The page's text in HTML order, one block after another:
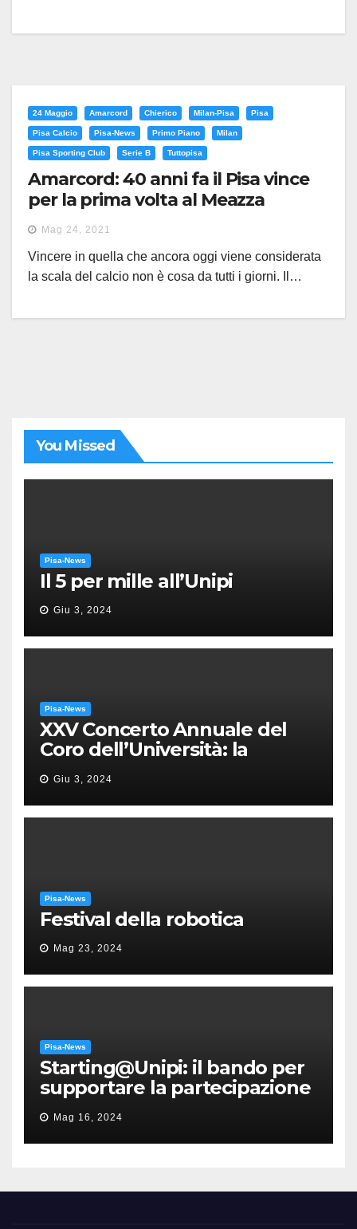
24 Maggio Amarcord Chierico Milan-Pisa Pisa
Pisa Calcio Pisa-News Primo Piano Milan
Pisa Sporting Club Serie B Tuttopisa
Amarcord: 40 anni fa il Pisa vince
per la prima volta al Meazza
Mag 24, 2021
Vincere in quella che ancora oggi viene considerata
la scala del calcio non è cosa da tutti i giorni. Il…
You Missed
Pisa-News
Il 5 per mille all’Unipi
Giu 3, 2024
Pisa-News
XXV Concerto Annuale del
Coro dell’Università: la
“Messa in gloria” di Giacomo
Puccini
Giu 3, 2024
Pisa-News
Festival della robotica
Mag 23, 2024
Pisa-News
Starting@Unipi: il bando per
supportare la partecipazione
all’ERC Starting Grant
Mag 16, 2024